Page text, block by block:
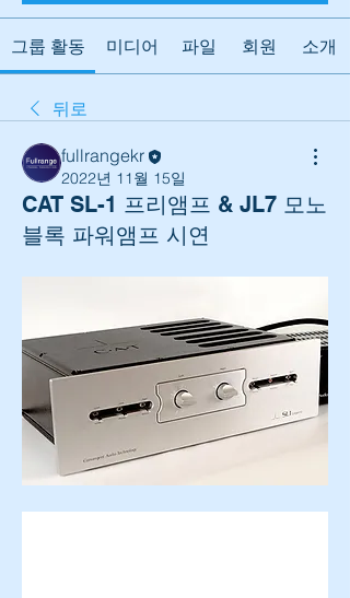
그룹 활동 미디어 파일 회원 소개
뒤로
fullrangekr
2022년 11월 15일
CAT SL-1 프리앰프 & JL7 모노
블록 파워앰프 시연